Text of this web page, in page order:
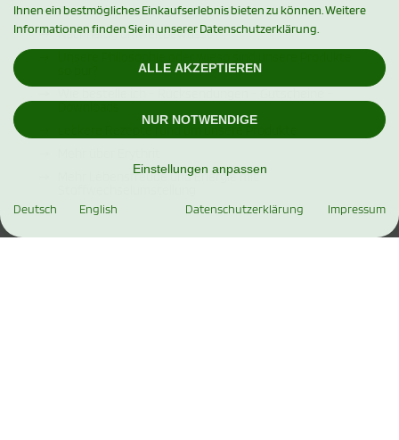
Facebook und Instagram
Nachhaltig umweltbewusst
Mehr Lebensfreude und Energie mit
Ihnen ein bestmögliches Einkaufserlebnis bieten zu können. Weitere
Informationen finden Sie in unserer Datenschutzerklärung.
ALLE AKZEPTIEREN
NUR NOTWENDIGE
Einstellungen anpassen
Deutsch English Datenschutzerklärung Impressum